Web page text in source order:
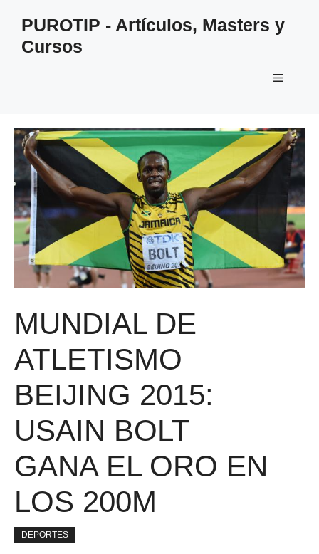
contenido
PUROTIP - Artículos, Masters y
Cursos
Menú
MUNDIAL DE
ATLETISMO
BEIJING 2015:
USAIN BOLT
GANA EL ORO EN
LOS 200M
DEPORTES